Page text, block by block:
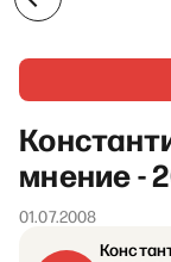
мнение -
01.07.2008